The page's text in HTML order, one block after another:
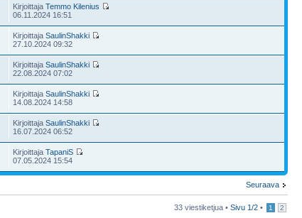
KirjoittajaTemmo Kilenius
06.11.2024 16:51
KirjoittajaSaulinShakki
27.10.2024 09:32
KirjoittajaSaulinShakki
22.08.2024 07:02
KirjoittajaSaulinShakki
14.08.2024 14:58
KirjoittajaSaulinShakki
16.07.2024 06:52
KirjoittajaTapaniS
07.05.2024 15:54
Seuraava
33 viestiketjua • Sivu 1/2 • 1 2